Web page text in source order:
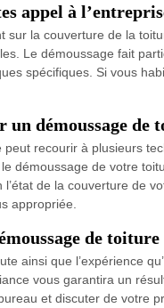
appel à
la couverture de la
Le démoussage fait
spécifiques. Si vous
un démoussage
recourir à plusieurs
démoussage de votre
de la couverture de
appropriée.
de
ainsi que l’expérience
vous garantira un
et discuter de votre